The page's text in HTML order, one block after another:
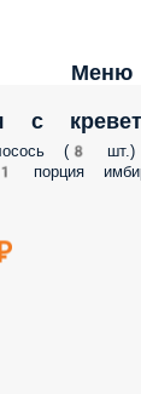
Меню
с
(8
порция